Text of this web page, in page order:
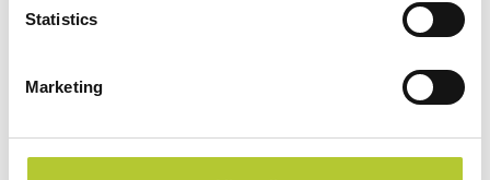
Statistics
Marketing